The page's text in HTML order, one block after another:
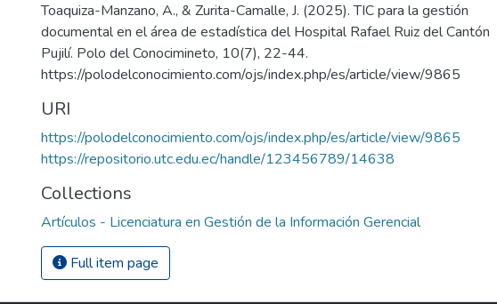
Toaquiza-Manzano, A., & Zurita-Camalle, J. (2025). TIC para la gestión
documental en el área de estadística del Hospital Rafael Ruiz del Cantón
Pujilí. Polo del Conocimineto, 10(7), 22-44.
https://polodelconocimiento.com/ojs/index.php/es/article/view/9865
URI
https://polodelconocimiento.com/ojs/index.php/es/article/view/9865
https://repositorio.utc.edu.ec/handle/123456789/14638
Collections
Artículos - Licenciatura en Gestión de la Información Gerencial
Full item page